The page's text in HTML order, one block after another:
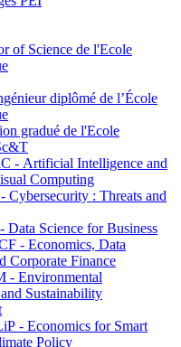
of Science de l'Ecole
diplômé de l’École
gradué de l'Ecole
- Artificial Intelligence and
Computing
Cybersecurity : Threats and
Data Science for Business
- Economics, Data
Corporate Finance
- Environmental
Sustainability
- Economics for Smart
Policy